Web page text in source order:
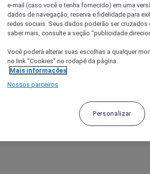
e-mail (caso você o tenha fornecido) em uma
dados de navegação, reserva e fidelidade para
redes sociais. Seus dados poderão ser
saber mais, consulte a seção “publicidade
Você poderá alterar suas escolhas a qualquer
no link "Cookies" no rodapé da página.
Mais informações
Nossos parceiros
Personalizar